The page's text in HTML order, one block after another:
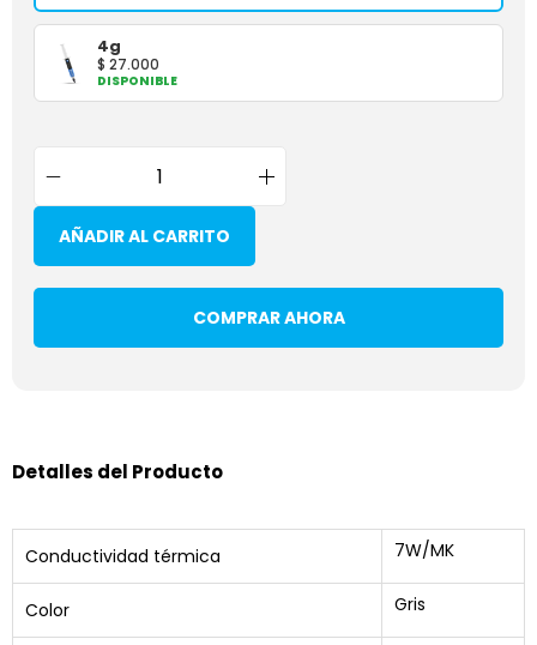
4g
$ 27.000
DISPONIBLE
AÑADIR AL CARRITO
COMPRAR AHORA
Detalles del Producto
Conductividad térmica 7W/MK
Color Gris